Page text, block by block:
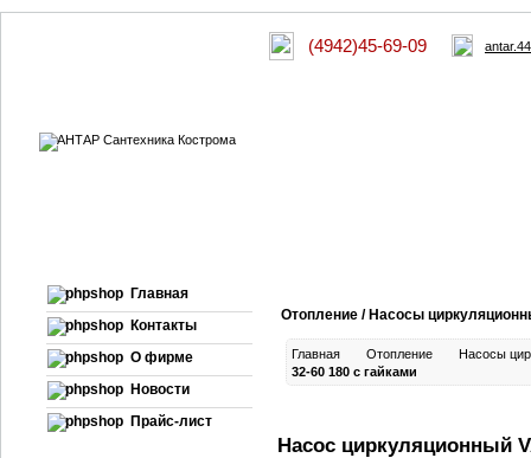
(4942)45-69-09
Главная
Контакты
О фирме
Новости
Прайс-лист
Отопление / Насосы
Главная Отопление
Насосы
32-60 180 с гайками
Насос циркуляционный